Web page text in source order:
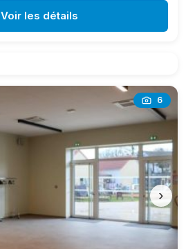
Voir les détails
6
›